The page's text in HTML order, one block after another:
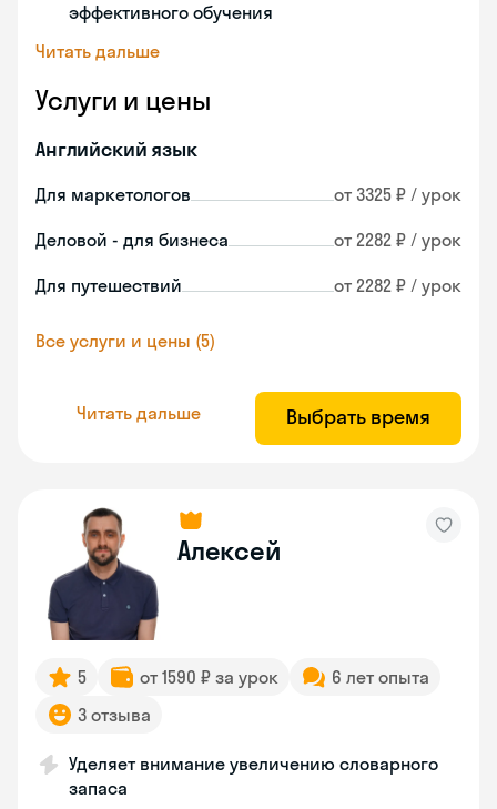
эффективного обучения
Читать дальше
Услуги и цены
Английский язык
Для маркетологов от 3325 ₽ / урок
Деловой - для бизнеса от 2282 ₽ / урок
Для путешествий от 2282 ₽ / урок
Все услуги и цены (5)
Читать дальше Выбрать время
Алексей
5 от 1590 ₽ за урок
6 лет опыта
3 отзыва
Уделяет внимание увеличению словарного
запаса